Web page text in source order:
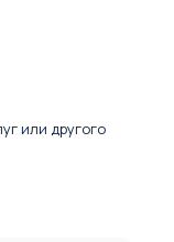
или другого